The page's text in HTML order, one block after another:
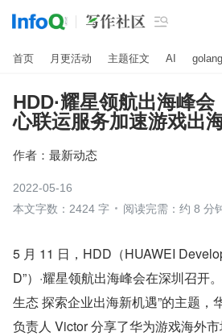

首页 月更活动 主题征文 AI golang
HDD·耀星领航出海峰
心联运服务加速游戏出
作者： 最新动态
2022-05-16
本文字数：2424 字
阅读完需：约 8 分
5 月 11 日，HDD（HUAWEI
D”）·耀星领航出海峰会在深圳召开
生态 探索企业出海新机遇”的主题，
负责人 Victor 分享了华为游戏海外